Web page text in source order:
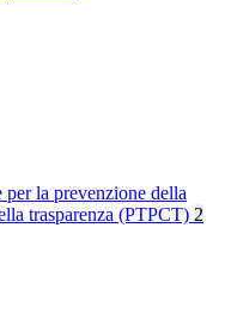
per la prevenzione della
trasparenza (PTPCT) 2